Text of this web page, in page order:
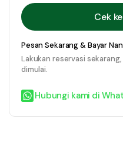
Cek
Pesan Sekarang & Bayar
Lakukan reservasi
dimulai.
Hubungi kami di